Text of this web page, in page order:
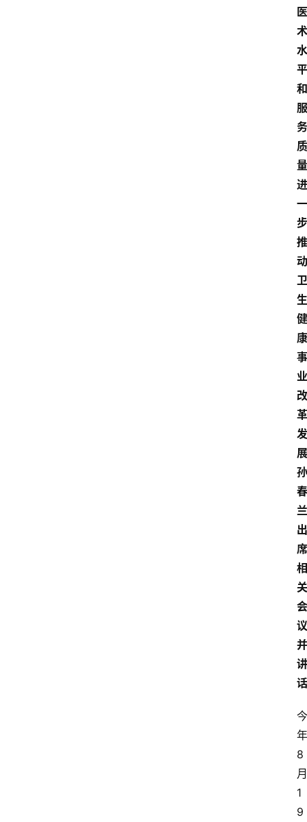
医
术
水
平
和
服
务
质
量
进
一
步
推
动
卫
生
健
康
事
业
改
革
发
展
孙
春
兰
出
席
相
关
会
议
并
讲
话
今
年
8
月
1
9